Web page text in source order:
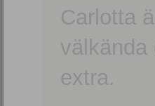
Carlotta
välkända
extra.